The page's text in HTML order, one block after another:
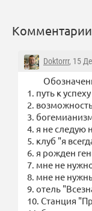
Комментарии
Doktorrr, 15
1. путь к успеху
2.
3.
4. я не следую
5. клуб "я
6. я рожден
7. мне не
8. мне не
9. отель
10. Станция